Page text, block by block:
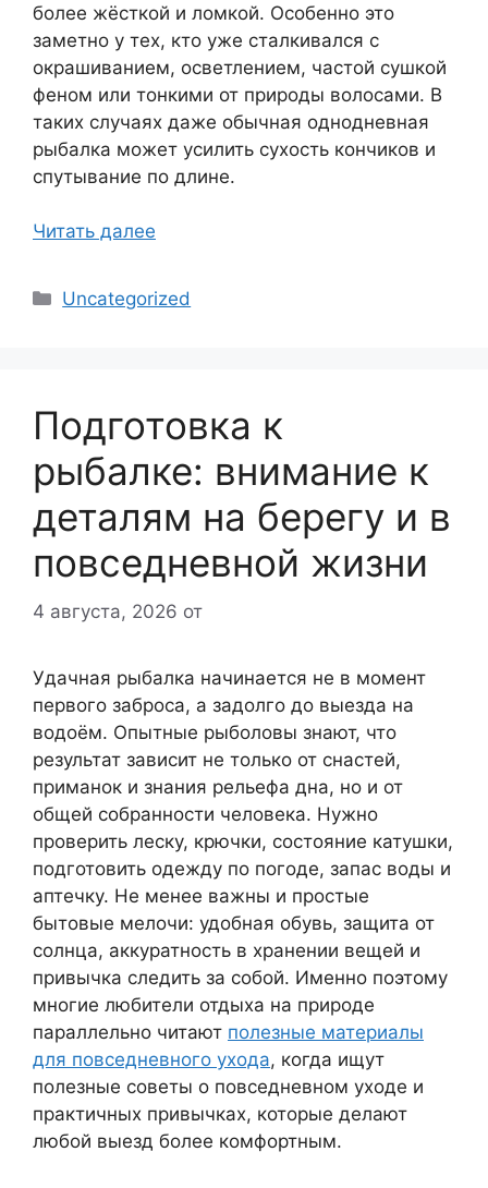
более жёсткой и ломкой. Особенно это
заметно у тех, кто уже сталкивался с
окрашиванием, осветлением, частой сушкой
феном или тонкими от природы волосами. В
таких случаях даже обычная однодневная
рыбалка может усилить сухость кончиков и
спутывание по длине.
Читать далее
Рубрики
Uncategorized
Подготовка к
рыбалке: внимание к
деталям на берегу и в
повседневной жизни
4 августа, 2026 от
Удачная рыбалка начинается не в момент
первого заброса, а задолго до выезда на
водоём. Опытные рыболовы знают, что
результат зависит не только от снастей,
приманок и знания рельефа дна, но и от
общей собранности человека. Нужно
проверить леску, крючки, состояние катушки,
подготовить одежду по погоде, запас воды и
аптечку. Не менее важны и простые
бытовые мелочи: удобная обувь, защита от
солнца, аккуратность в хранении вещей и
привычка следить за собой. Именно поэтому
многие любители отдыха на природе
параллельно читают полезные материалы
для повседневного ухода, когда ищут
полезные советы о повседневном уходе и
практичных привычках, которые делают
любой выезд более комфортным.